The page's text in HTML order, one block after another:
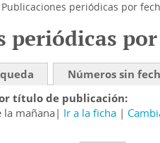
Publicaciones periódicas por
periódicas
Números sin
título de publicación
mañana
Ir a la ficha